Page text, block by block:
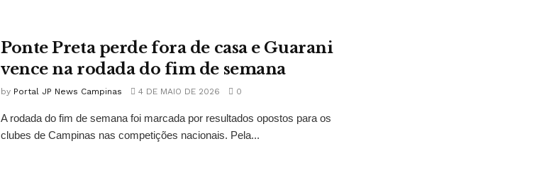
Ponte Preta perde fora de casa e Guarani
vence na rodada do fim de semana
by Portal JP News Campinas 4 DE MAIO DE 2026 0
A rodada do fim de semana foi marcada por resultados opostos para os
clubes de Campinas nas competições nacionais. Pela...